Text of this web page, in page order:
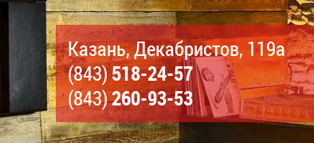
Казань, Декабристов, 119а
(843)518-24-57
(843)260-93-53